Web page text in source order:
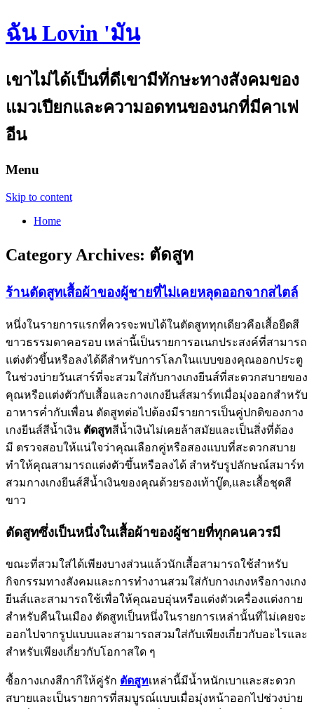
ฉัน Lovin 'มัน
เขาไม่ได้เป็นที่ดีเขามีทักษะทางสังคมของ
แมวเปียกและความอดทนของนกที่มีคาเฟ
อีน
Menu
Skip to content
Home
Category Archives: ตัดสูท
ร้านตัดสูทเสื้อผ้าของผู้ชายที่ไม่เคยหลุดออกจากสไตล์
หนึ่งในรายการแรกที่ควรจะพบได้ในตัดสูททุกเดียวคือเสื้อยืดสี
ขาวธรรมดาคอรอบ เหล่านี้เป็นรายการอเนกประสงค์ที่สามารถ
แต่งตัวขึ้นหรือลงได้ดีสำหรับการโลภในแบบของคุณออกประตู
ในช่วงบ่ายวันเสาร์ที่จะสวมใส่กับกางเกงยีนส์ที่สะดวกสบายของ
คุณหรือแต่งตัวกับเสื้อและกางเกงยีนส์สมาร์ทเมื่อมุ่งออกสำหรับ
อาหารค่ำกับเพื่อน ตัดสูทต่อไปต้องมีรายการเป็นคู่ปกติของกาง
เกงยีนส์สีน้ำเงิน ตัดสูทสีน้ำเงินไม่เคยล้าสมัยและเป็นสิ่งที่ต้อง
มี ตรวจสอบให้แน่ใจว่าคุณเลือกคู่หรือสองแบบที่สะดวกสบาย
ทำให้คุณสามารถแต่งตัวขึ้นหรือลงได้ สำหรับรูปลักษณ์สมาร์ท
สวมกางเกงยีนส์สีน้ำเงินของคุณด้วยรองเท้าบู๊ต,และเสื้อชุดสี
ขาว
ตัดสูทซึ่งเป็นหนึ่งในเสื้อผ้าของผู้ชายที่ทุกคนควรมี
ขณะที่สวมใส่ได้เพียงบางส่วนแล้วนักเสื้อสามารถใช้สำหรับ
กิจกรรมทางสังคมและการทำงานสวมใส่กับกางเกงหรือกางเกง
ยีนส์และสามารถใช้เพื่อให้คุณอบอุ่นหรือแต่งตัวเครื่องแต่งกาย
สำหรับคืนในเมือง ตัดสูทเป็นหนึ่งในรายการเหล่านั้นที่ไม่เคยจะ
ออกไปจากรูปแบบและสามารถสวมใส่กับเพียงเกี่ยวกับอะไรและ
สำหรับเพียงเกี่ยวกับโอกาสใด ๆ
ซื้อกางเกงสีกากีให้คู่รัก ตัดสูทเหล่านี้มีน้ำหนักเบาและสะดวก
สบายและเป็นรายการที่สมบูรณ์แบบเมื่อมุ่งหน้าออกไปช่วงบ่าย